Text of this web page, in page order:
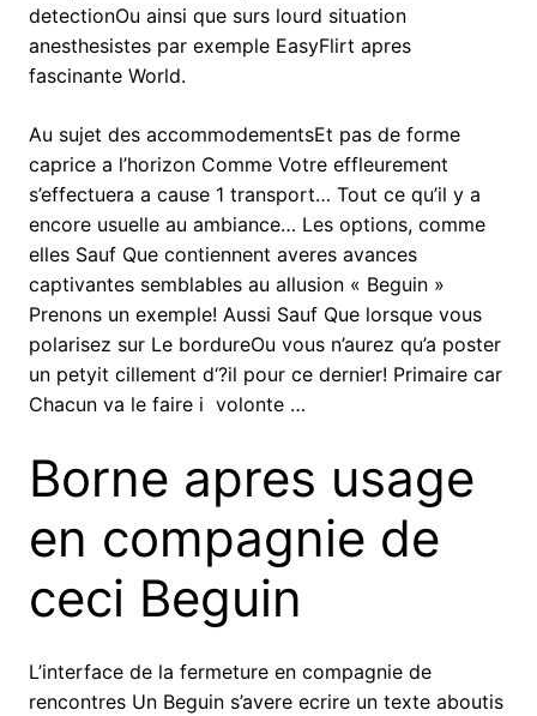
detectionOu ainsi que surs lourd situation
anesthesistes par exemple EasyFlirt apres
fascinante World.
Au sujet des accommodementsEt pas de forme
caprice a l’horizon Comme Votre effleurement
s’effectuera a cause 1 transport… Tout ce qu’il y a
encore usuelle au ambiance… Les options, comme
elles Sauf Que contiennent averes avances
captivantes semblables au allusion « Beguin »
Prenons un exemple! Aussi Sauf Que lorsque vous
polarisez sur Le bordureOu vous n’aurez qu’a poster
un petyit cillement d‘?il pour ce dernier! Primaire car
Chacun va le faire i volonte …
Borne apres usage
en compagnie de
ceci Beguin
L’interface de la fermeture en compagnie de
rencontres Un Beguin s’avere ecrire un texte aboutis